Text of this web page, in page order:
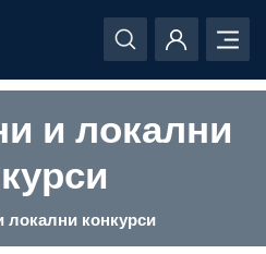
и локални
локални конкурси